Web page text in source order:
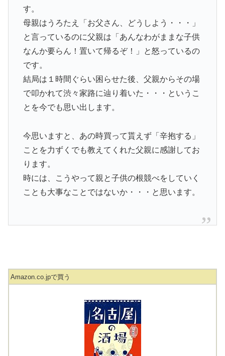
す。
母親はうろたえ「お父さん、どうしよう・・・」
と言っているのに父親は「あんなわがままな子供
なんか要らん！置いて帰るぞ！」と怒っているの
です。
結局は１時間ぐらい困らせた後、父親からその場
で叩かれて渋々家路に辿り着いた・・・というこ
とを今でも思い出します。
今思いますと、あの時買って貰えず「辛抱する」
ことを力ずくでも教えてくれた父親に感謝してお
ります。
時には、こうやって親と子供の根競べをしていく
ことも大事なことではないか・・・と思います。
Amazon.co.jpで買う